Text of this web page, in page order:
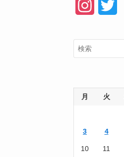
月 火
3 4
10 11